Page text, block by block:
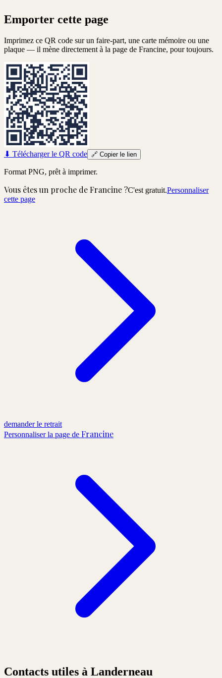
Emporter cette page
Imprimez ce QR code sur un faire-part, une carte mémoire ou une
plaque — il mène directement à la page de Francine, pour toujours.
⬇ Télécharger le QR code 🔗 Copier le lien
Format PNG, prêt à imprimer.
Vous êtes un proche deFrancine ?C'est gratuit.Personnaliser
cette page
demander le retrait
Personnaliser la page de Francine
Contacts utiles à Landerneau